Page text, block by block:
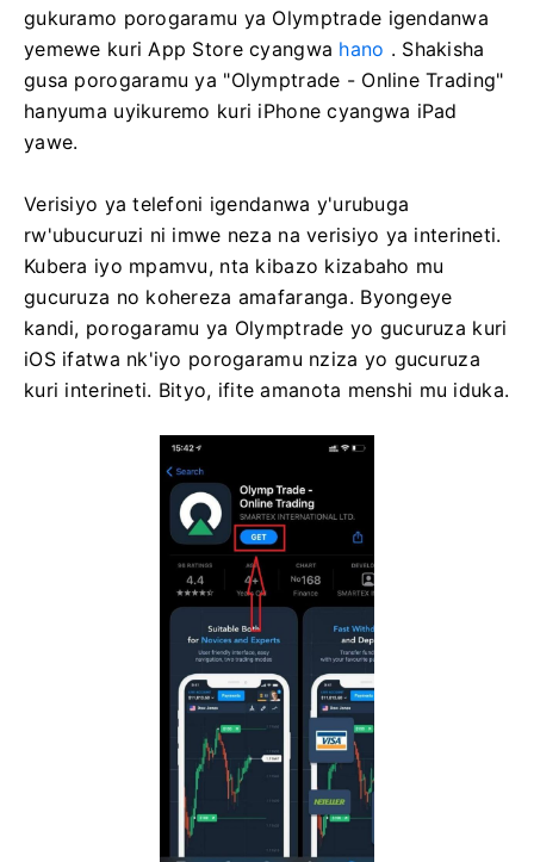
gukuramo porogaramu ya Olymptrade igendanwa
yemewe kuri App Store cyangwa hano . Shakisha
gusa porogaramu ya "Olymptrade - Online Trading"
hanyuma uyikuremo kuri iPhone cyangwa iPad
yawe.
Verisiyo ya telefoni igendanwa y'urubuga
rw'ubucuruzi ni imwe neza na verisiyo ya interineti.
Kubera iyo mpamvu, nta kibazo kizabaho mu
gucuruza no kohereza amafaranga. Byongeye
kandi, porogaramu ya Olymptrade yo gucuruza kuri
iOS ifatwa nk'iyo porogaramu nziza yo gucuruza
kuri interineti. Bityo, ifite amanota menshi mu iduka.